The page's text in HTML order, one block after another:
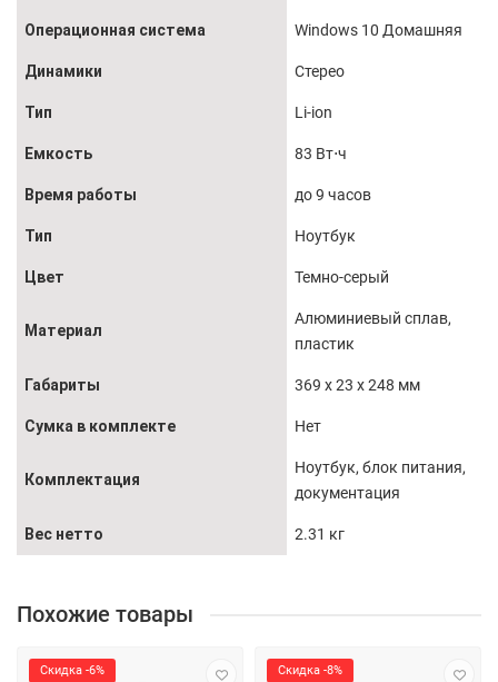
Операционная система Windows 10 Домашняя
Динамики Стерео
Тип Li-ion
Емкость 83 Вт⋅ч
Время работы до 9 часов
Тип Ноутбук
Цвет Темно-серый
Материал
Алюминиевый сплав,
пластик
Габариты 369 x 23 x 248 мм
Сумка в комплекте Нет
Комплектация
Ноутбук, блок питания,
документация
Вес нетто 2.31 кг
Похожие товары
Скидка -6% Скидка -8%